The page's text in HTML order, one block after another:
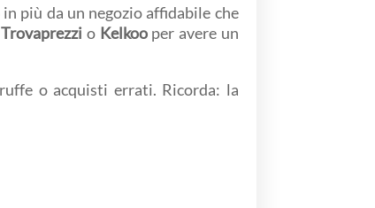
più da un negozio affidabile che
Trovaprezzi o Kelkooper avere un
o acquisti errati. Ricorda: la